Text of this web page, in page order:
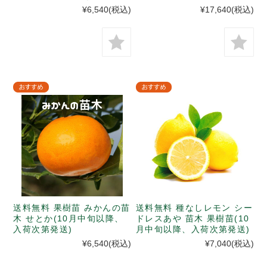
¥6,540(税込)
にばえ ](10月中旬以降、入
¥17,640(税込)
送料無料 果樹苗 みかんの苗
木 せとか(10月中旬以降、
入荷次第発送)
¥6,540(税込)
送料無料 種なしレモン シー
ドレスあや 苗木 果樹苗(10
月中旬以降、入荷次第発送)
¥7,040(税込)